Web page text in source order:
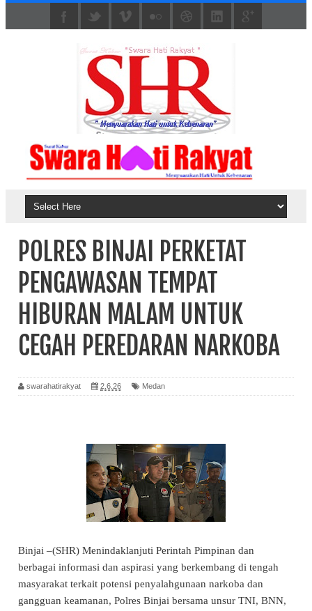
POLRES BINJAI PERKETAT
PENGAWASAN TEMPAT
HIBURAN MALAM UNTUK
CEGAH PEREDARAN NARKOBA
swarahatirakyat 2.6.26 Medan
Binjai –(SHR) Menindaklanjuti Perintah Pimpinan dan
berbagai informasi dan aspirasi yang berkembang di tengah
masyarakat terkait potensi penyalahgunaan narkoba dan
gangguan keamanan, Polres Binjai bersama unsur TNI, BNN,